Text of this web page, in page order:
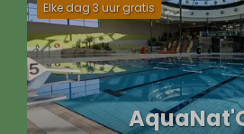
Elke dag 3 uur gratis